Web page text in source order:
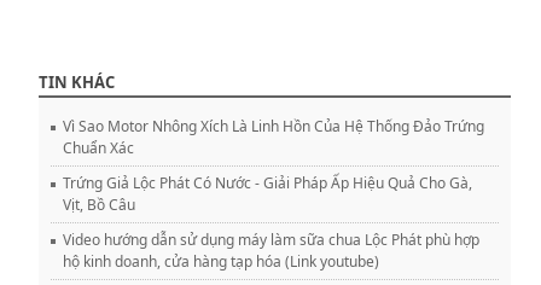
TIN KHÁC
Vì Sao Motor Nhông Xích Là Linh Hồn Của Hệ Thống Đảo Trứng
Chuẩn Xác
Trứng Giả Lộc Phát Có Nước - Giải Pháp Ấp Hiệu Quả Cho Gà,
Vịt, Bồ Câu
Video hướng dẫn sử dụng máy làm sữa chua Lộc Phát phù hợp
hộ kinh doanh, cửa hàng tạp hóa (Link youtube)